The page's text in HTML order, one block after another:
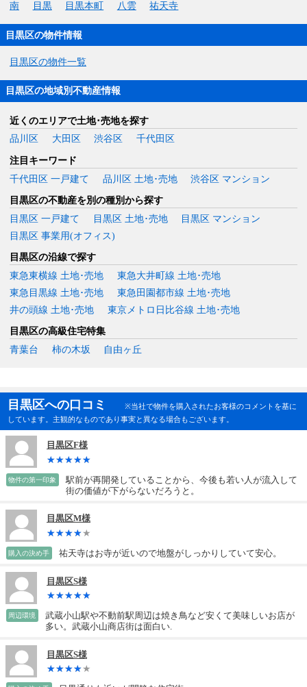
南
目黒 目黒本町 八雲 祐天寺
目黒区の物件情報
目黒区の物件一覧
目黒区の地域別不動産情報
近くのエリアで土地･売地を探す
品川区
大田区 渋谷区 千代田区
注目キーワード
千代田区 一戸建て
品川区 土地･売地 渋谷区 マンション
目黒区の不動産を別の種別から探す
目黒区 一戸建て
目黒区 土地･売地
目黒区 マンション
目黒区 事業用(オフィス)
目黒区の沿線で探す
東急東横線 土地･売地
東急大井町線 土地･売地
東急目黒線 土地･売地
東急田園都市線 土地･売地
井の頭線 土地･売地
東京メトロ日比谷線 土地･売地
目黒区の高級住宅特集
青葉台
柿の木坂 自由ヶ丘
目黒区への口コミ
※当社で物件を購入されたお客様のコメントを基に
しています。主観的なものであり事実と異なる場合もございます。
目黒区F様
物件の第一印象
駅前が再開発していることから、今後も若い人が流入して
街の価値が下がらないだろうと。
目黒区M様
購入の決め手 祐天寺はお寺が近いので地盤がしっかりしていて安心。
目黒区S様
周辺環境
武蔵小山駅や不動前駅周辺は焼き鳥など安くて美味しいお店が
多い。武蔵小山商店街は面白い.
目黒区S様